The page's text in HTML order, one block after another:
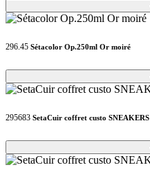
Loading...
Loading...
296.45 Sétacolor Op.250ml Or moiré
Loading...
Loading...
295683 SetaCuir coffret custo SNEAKERS
Loading...
Loading...